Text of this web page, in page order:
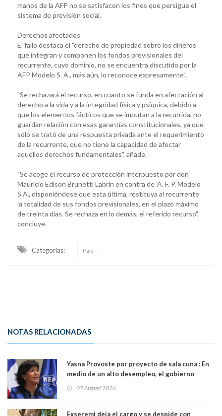
manos de la AFP no se satisfacen los fines que persigue el
sistema de previsión social.
Derechos afectados
El fallo destaca el "derecho de propiedad sobre los dineros
que integran y componen los fondos previsionales del
recurrente, cuyo dominio, no se encuentra discutido por la
AFP Modelo S. A., más aún, lo reconoce expresamente".
"Se rechazará el recurso, en cuanto se funda en afectación al
derecho a la vida y a la integridad física y psíquica, debido a
que los elementos fácticos que se imputan a la recurrida, no
guardan relación con esas garantías constitucionales, ya que
sólo se trató de una respuesta privada ante el requerimiento
de la recurrente, que no tiene la capacidad de afectar
aquellos derechos fundamentales", añade.
"Se acoge el recurso de protección interpuesto por don
Mauricio Edison Brunetti Labrín en contra de 'A. F. P. Modelo
S.A.', disponiéndose que esta última, restituya al recurrente
la totalidad de sus fondos previsionales, en el plazo máximo
de treinta días. Se rechaza en lo demás, el referido recurso",
concluye.
Categorias: País
NOTAS RELACIONADAS
Yasna Provoste por proyecto de sala cuna : En
medio de un alto desempleo, el gobierno
07 August 2026
Exseremi deja el cargo y se despide con